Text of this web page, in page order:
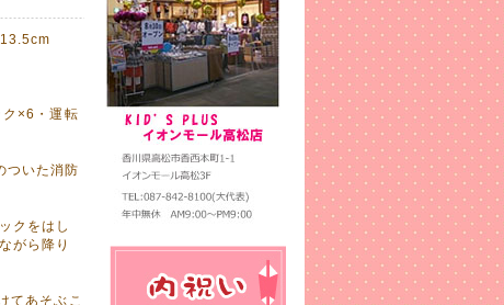
ク×6・運転
ついた消防
クをはし
がら降り
てあそぶこ